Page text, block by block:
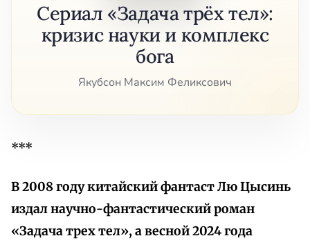
Сериал «Задача трёх тел»:
кризис науки и комплекс
бога
Якубсон Максим Феликсович
***
В 2008 году китайский фантаст Лю Цысинь
издал научно-фантастический роман
«Задача трех тел», а весной 2024 года